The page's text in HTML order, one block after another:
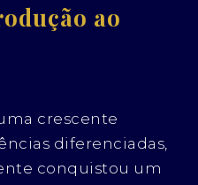
ao
crescente
diferenciadas,
conquistou um